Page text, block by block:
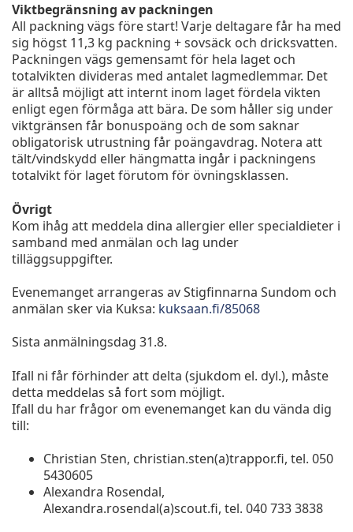
Viktbegränsning av packningen
All packning vägs före start! Varje deltagare får ha med
sig högst 11,3 kg packning + sovsäck och dricksvatten.
Packningen vägs gemensamt för hela laget och
totalvikten divideras med antalet lagmedlemmar. Det
är alltså möjligt att internt inom laget fördela vikten
enligt egen förmåga att bära. De som håller sig under
viktgränsen får bonuspoäng och de som saknar
obligatorisk utrustning får poängavdrag. Notera att
tält/vindskydd eller hängmatta ingår i packningens
totalvikt för laget förutom för övningsklassen.
Övrigt
Kom ihåg att meddela dina allergier eller specialdieter i
samband med anmälan och lag under
tilläggsuppgifter.
Evenemanget arrangeras av Stigfinnarna Sundom och
anmälan sker via Kuksa: kuksaan.fi/85068
Sista anmälningsdag 31.8.
Ifall ni får förhinder att delta (sjukdom el. dyl.), måste
detta meddelas så fort som möjligt.
Ifall du har frågor om evenemanget kan du vända dig
till:
Christian Sten, christian.sten(a)trappor.fi, tel. 050
5430605
Alexandra Rosendal,
Alexandra.rosendal(a)scout.fi, tel. 040 733 3838